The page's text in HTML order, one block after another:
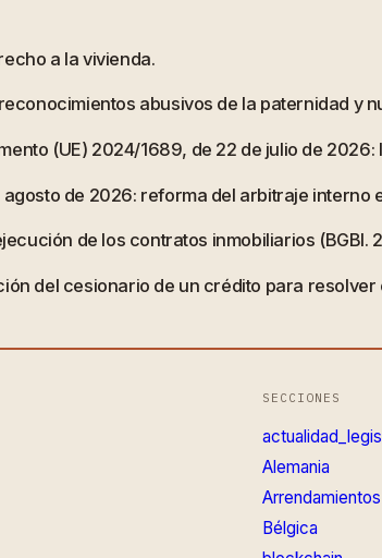
a la vivienda.
abusivos de la paternidad y
(UE) 2024/1689, de 22 de julio de 2026:
de 2026: reforma del arbitraje interno
de los contratos inmobiliarios (BGBl.
del cesionario de un crédito para resolver
SECCIONES
Alemania
Arrendamientos
Bélgica